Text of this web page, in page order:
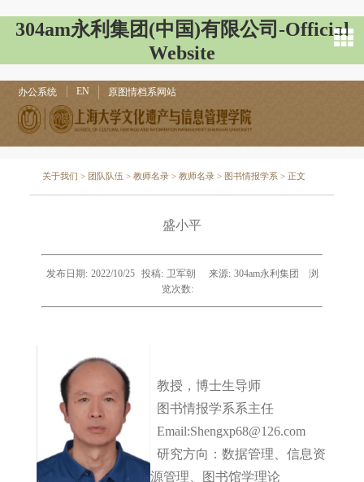
304am永利集团(中国)有限公司-Official
Website
办公系统 EN 原图情档系网站
关于我们 > 团队队伍 >教师名录 >教师名录 > 图书情报学系 > 正文
盛小平
发布日期: 2022/10/25 投稿: 卫军朝 来源: 304am永利集团
浏
览次数:
教授，博士生导师
图书情报学系系主任
Email:Shengxp68@126.com
研究方向：数据管理、信息资
源管理、图书馆学理论